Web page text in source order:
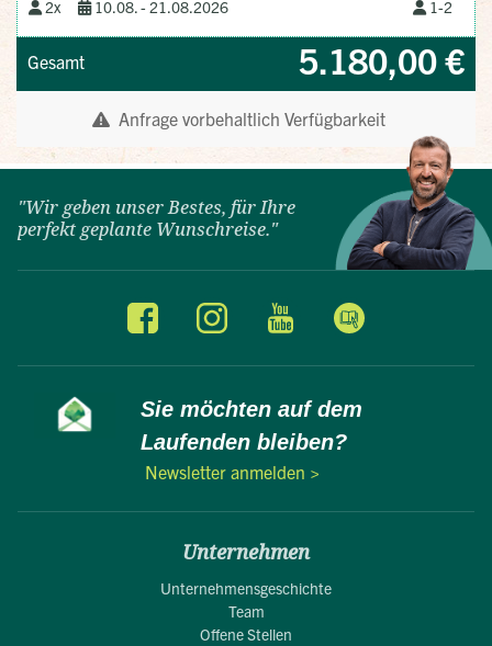
"Wir geben unser Bestes, für Ihre
perfekt geplante Wunschreise."
Sie möchten auf dem
Laufenden bleiben?
Newsletter anmelden >
Unternehmen
Unternehmensgeschichte
Team
Offene Stellen